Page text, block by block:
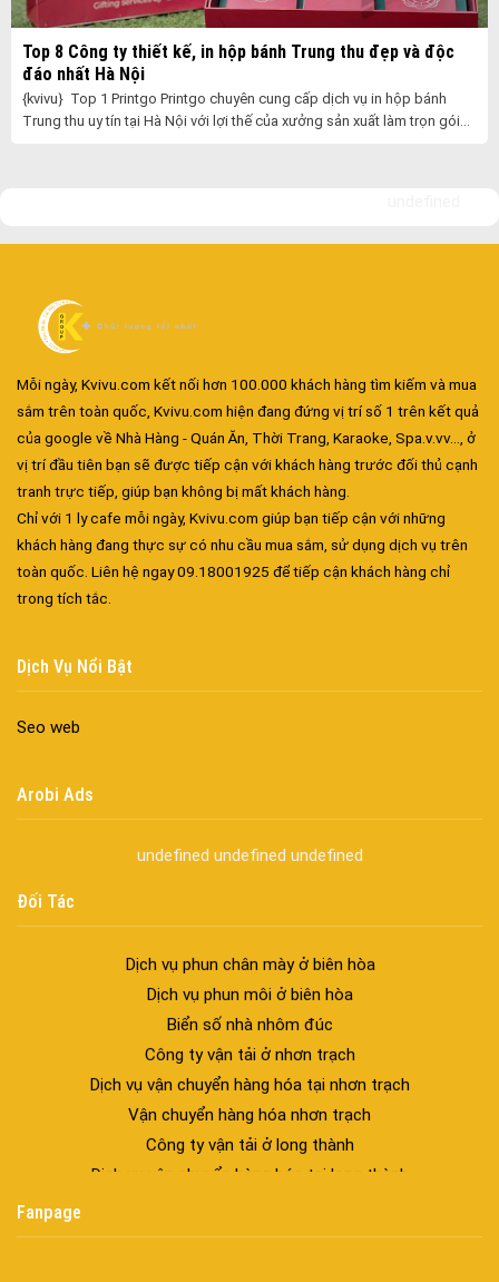
Top 8 Công ty thiết kế, in hộp bánh Trung thu đẹp và độc
đáo nhất Hà Nội
{kvivu} Top 1 Printgo Printgo chuyên cung cấp dịch vụ in hộp bánh
Trung thu uy tín tại Hà Nội với lợi thế của xưởng sản xuất làm trọn gói
Mỗi ngày, Kvivu.com kết nối hơn 100.000 khách hàng tìm kiếm và mua
sắm trên toàn quốc, Kvivu.com hiện đang đứng vị trí số 1 trên kết quả
của google về Nhà Hàng - Quán Ăn, Thời Trang, Karaoke, Spa.v.vv..., ở
vị trí đầu tiên bạn sẽ được tiếp cận với khách hàng trước đối thủ cạnh
tranh trực tiếp, giúp bạn không bị mất khách hàng.
Chỉ với 1 ly cafe mỗi ngày, Kvivu.com giúp bạn tiếp cận với những
khách hàng đang thực sự có nhu cầu mua sắm, sử dụng dịch vụ trên
toàn quốc. Liên hệ ngay 09.18001925 để tiếp cận khách hàng chỉ
trong tích tắc.
Dịch Vụ Nổi Bật
Seo web
Arobi Ads
undefined undefined undefined
Đối Tác
Đa dạng màu sắc cửa nhôm – Tối ưu màu sắc Kiến Trúc
Cửa nhôm chống gió mưa – Hiên ngang giữa thời tiết khắc
nghiệt
Cửa nhôm kín nước kín khí – Bình yên với những tác nhân bên
Cửa nhôm thông gió – Đưa sinh khí vào ngôi nhà của bạn
Cửa thép vân gỗ Nhật Bản – Mảnh ghép cho phong cách kiến
spa biên hòa
Dịch vụ phun môi ở biên hòa
Biển số nhà nhôm đúc
Dịch vụ vận chuyển hàng hóa tại nhơn trạch
Vận chuyển hàng hóa nhơn trạch
Công ty vận tải ở long thành
Dịch vụ vận chuyển hàng hóa tại long thành
Fanpage